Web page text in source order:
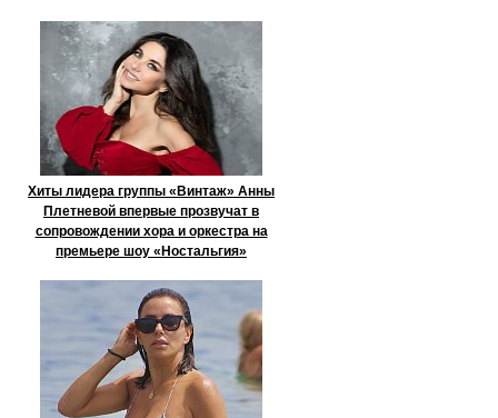
Хиты лидера группы «Винтаж» Анны
Плетневой впервые прозвучат в
сопровождении хора и оркестра на
премьере шоу «Ностальгия»